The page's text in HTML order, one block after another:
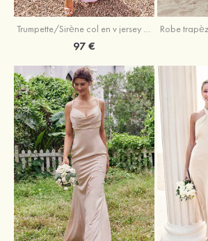
Trumpette/Sirène col en v jersey ras du sol robe de demoiselle d'honneur
97 €